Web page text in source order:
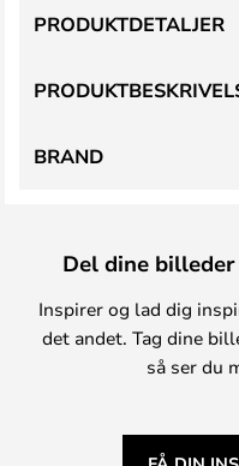
PRODUKTDETALJER
BRAND
Del dine
Inspirer og lad dig
det andet. Tag dine
så ser du